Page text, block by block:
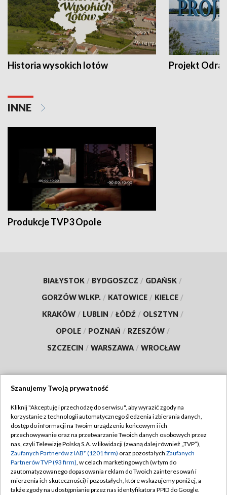
Historia wysokich lotów Projekt Odra
INNE
Produkcje TVP3 Opole
BIAŁYSTOK / BYDGOSZCZ / GDAŃSK /
GORZÓW WLKP. / KATOWICE / KIELCE /
KRAKÓW / LUBLIN / ŁÓDŹ / OLSZTYN /
OPOLE / POZNAŃ / RZESZÓW /
SZCZECIN / WARSZAWA / WROCŁAW
TVP
Abonament TVP
Emisja w TVP
Centrum informacji TVP
Naziemna Telewizja Cyfrowa
Regulamin TVP
Polityka prywatności
Moje zgody
Pomoc
Szanujemy Twoją prywatność
Kliknij "Akceptuję i przechodzę do serwisu", aby wyrazić zgody na
korzystanie z technologii automatycznego śledzenia i zbierania danych,
dostęp do informacji na Twoim urządzeniu końcowym i ich
przechowywanie oraz na przetwarzanie Twoich danych osobowych przez
nas, czyli Telewizję Polską S.A. w likwidacji (zwaną dalej również „TVP”),
Zaufanych Partnerów z IAB* (1201 firm) oraz pozostałych Zaufanych
Partnerów TVP (93 firm), w celach marketingowych (w tym do
zautomatyzowanego dopasowania reklam do Twoich zainteresowań i
mierzenia ich skuteczności) i pozostałych, które wskazujemy poniżej, a
także zgody na udostępnianie przez nas identyfikatora PPID do Google.